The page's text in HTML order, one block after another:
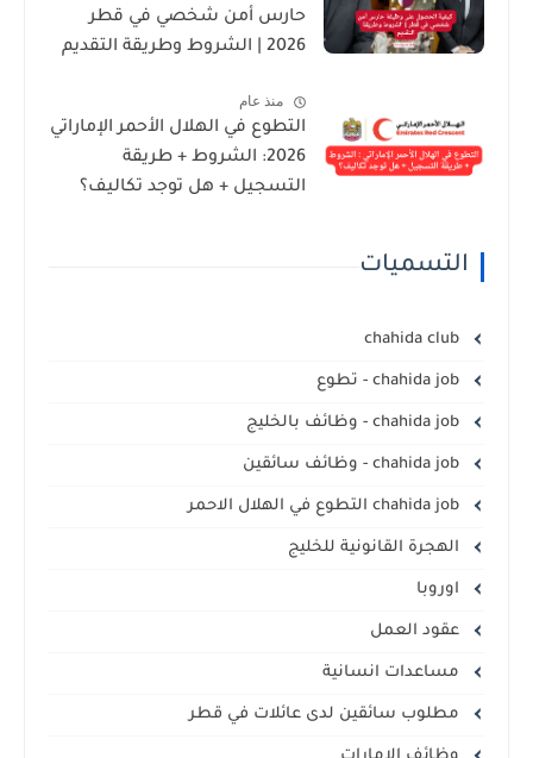
حارس أمن شخصي في قطر
2026 | الشروط وطريقة التقديم
منذ عام
التطوع في الهلال الأحمر الإماراتي
2026: الشروط + طريقة
التسجيل + هل توجد تكاليف؟
التسميات
chahida club
chahida job - تطوع
chahida job - وظائف بالخليج
chahida job - وظائف سائقين
chahida job التطوع في الهلال الاحمر
الهجرة القانونية للخليج
اوروبا
عقود العمل
مساعدات انسانية
مطلوب سائقين لدى عائلات في قطر